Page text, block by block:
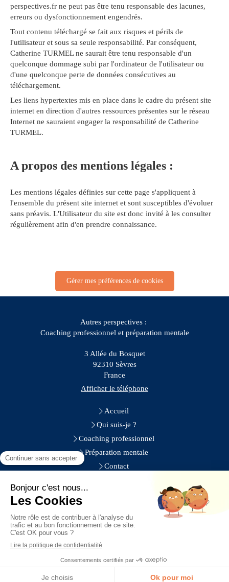
perspectives.fr ne peut pas être tenu responsable des lacunes,
erreurs ou dysfonctionnement engendrés.
Tout contenu téléchargé se fait aux risques et périls de
l'utilisateur et sous sa seule responsabilité. Par conséquent,
Catherine TURMEL ne saurait être tenu responsable d'un
quelconque dommage subi par l'ordinateur de l'utilisateur ou
d'une quelconque perte de données consécutives au
téléchargement.
Les liens hypertextes mis en place dans le cadre du présent site
internet en direction d'autres ressources présentes sur le réseau
Internet ne sauraient engager la responsabilité de Catherine
TURMEL.
A propos des mentions légales :
Les mentions légales définies sur cette page s'appliquent à
l'ensemble du présent site internet et sont susceptibles d'évoluer
sans préavis. L'Utilisateur du site est donc invité à les consulter
régulièrement afin d'en prendre connaissance.
Gérer mes préférences de cookies
Autres perspectives :
Coaching professionnel et préparation mentale
3 Allée du Bosquet
92310 Sèvres
France
Afficher le téléphone
Accueil
Qui suis-je ?
Coaching professionnel
Préparation mentale
Contact
Paris, Sèvres, Ville-d'Avray, Chaville, Vélizy-Villacoublay,
Vaucresson, Saint-Cloud, Garches, Viroflay, Meudon, Boulogne-
Billancourt, Issy-les-Moulineaux, La Celle-Saint-Cloud, Clamart
Plan du site
Mentions légales
Création et référencement du site par Simplébo